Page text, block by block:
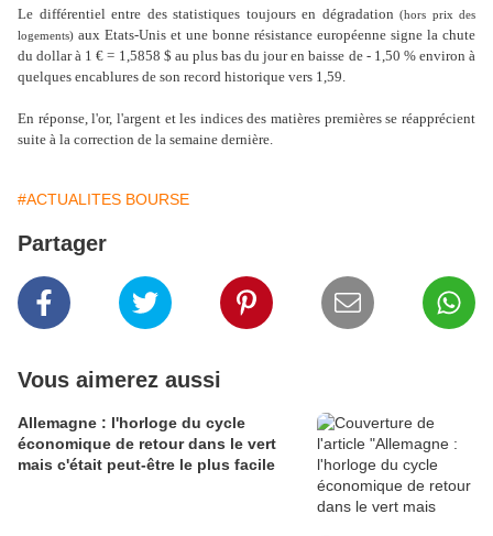
Le différentiel entre des statistiques toujours en dégradation (hors prix des
logements) aux Etats-Unis et une bonne résistance européenne signe la chute
du dollar à 1 € = 1,5858 $ au plus bas du jour en baisse de - 1,50 % environ à
quelques encablures de son record historique vers 1,59.
En réponse, l'or, l'argent et les indices des matières premières se réapprécient
suite à la correction de la semaine dernière.
#ACTUALITES BOURSE
Partager
Vous aimerez aussi
Allemagne : l'horloge du cycle
économique de retour dans le vert
mais c'était peut-être le plus facile